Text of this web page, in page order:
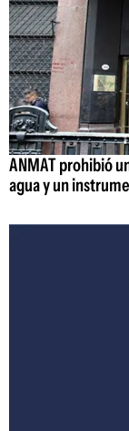
ANMAT prohibió
agua y un